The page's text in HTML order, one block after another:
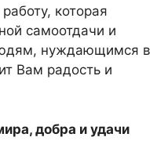
которая
самоотдачи и
нуждающимся в
Вам радость и
добра и удачи